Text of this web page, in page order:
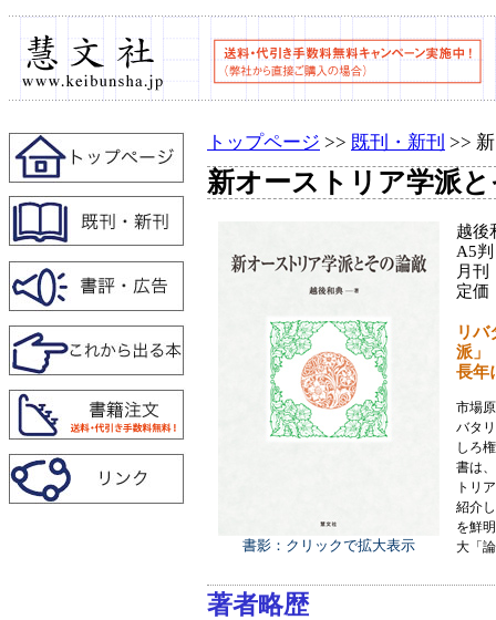
トップページ >> 既刊・新刊 >>
新オーストリア学派
書影：クリックで拡大表示
越後
A5
月刊
定
リバ
派」
長年
市場
バタ
しろ
書は
トリ
紹介
を鮮
大「
著者略歴